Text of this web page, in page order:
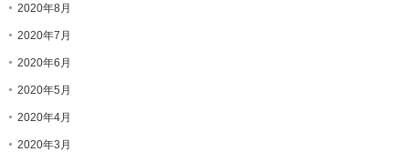
2020年8月
2020年7月
2020年6月
2020年5月
2020年4月
2020年3月